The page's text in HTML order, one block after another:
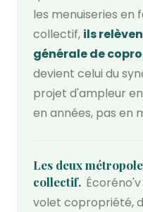
les menuiseries en
collectif, ils
générale de
devient celui du
projet d'ampleur
en années, pas en
Les deux
collectif
volet copropriété,